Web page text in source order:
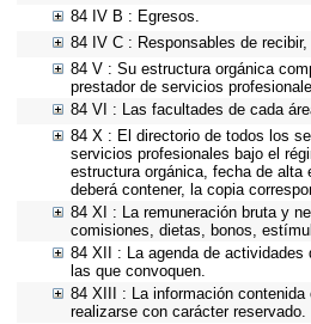
84 IV B : Egresos.
84 IV C : Responsables de
84 V : Su estructura orgánica
prestador de servicios
84 VI : Las facultades de cada
84 X : El directorio de todos los
servicios profesionales bajo el
estructura orgánica, fecha de
deberá contener, la copia
84 XI : La remuneración bruta y
comisiones, dietas, bonos,
84 XII : La agenda de
las que convoquen.
84 XIII : La información
realizarse con carácter reservado.